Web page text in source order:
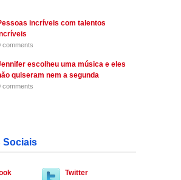
incríveis com talentos
comments
escolheu uma música e eles
quiseram nem a segunda
comments
Sociais
Twitter